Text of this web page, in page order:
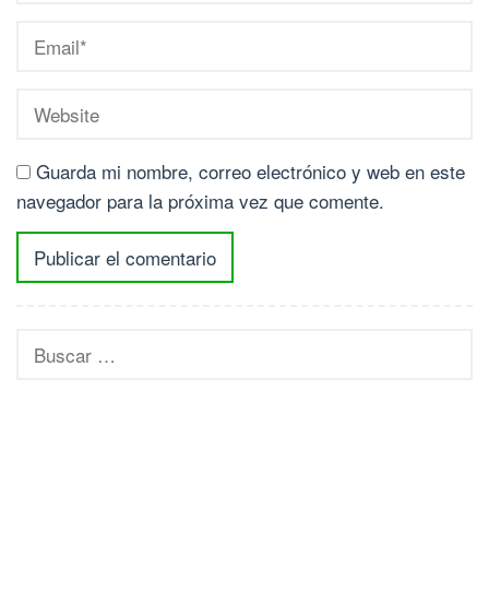
Guarda mi nombre, correo electrónico y web en este
navegador para la próxima vez que comente.
Buscar: